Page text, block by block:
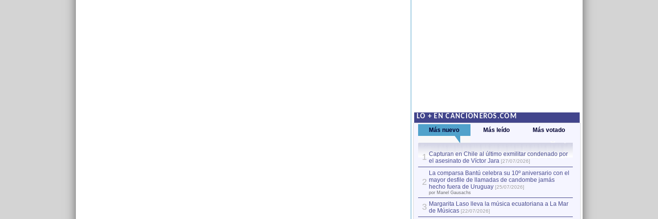
LO + EN CANCIONEROS.COM
Más nuevo Más leído Más votado
1 Capturan en Chile al último exmilitar condenado por
el asesinato de Víctor Jara [27/07/2026]
2
La comparsa Bantú celebra su 10º aniversario con el
mayor desfile de llamadas de candombe jamás
hecho fuera de Uruguay [25/07/2026]
por Manel Gausachs
3 Margarita Laso lleva la música ecuatoriana a La Mar
de Músicas [22/07/2026]